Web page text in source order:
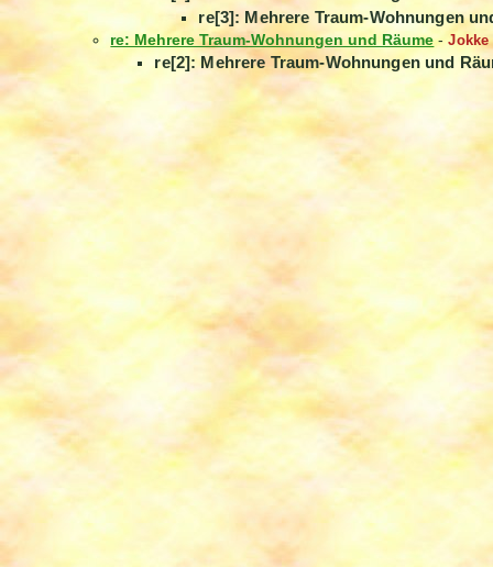
re[3]: Mehrere Traum-Wohnungen
re: Mehrere Traum-Wohnungen und Räume-Jokke
re[2]: Mehrere Traum-Wohnungen und